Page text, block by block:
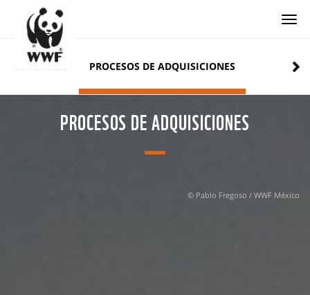
DE INTERÉS PROCESOS DE ADQUISICIONES
PROCESOS DE ADQUISICIONES
© Pablo Fregoso / WWF México